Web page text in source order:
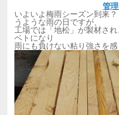
管
いよいよ梅雨シーズン到来
うような雨の日ですが、
工場では「地松」が製材さ
ベトになり
雨にも負けない粘り強さを感じ